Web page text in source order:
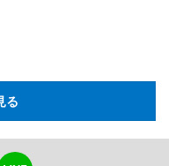
る